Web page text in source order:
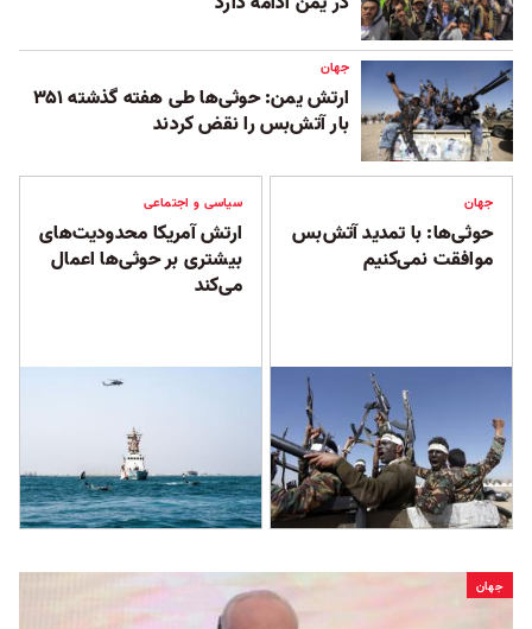
جهان
ارتش یمن: حوثی‌ها طی هفته گذشته ۳۵۱
بار آتش‌بس را نقض کردند
جهان
حوثی‌ها: با تمدید آتش‌بس
موافقت نمی‌کنیم
سیاسی و اجتماعی
ارتش آمریکا محدودیت‌های
بیشتری بر حوثی‌ها اعمال
می‌کند
جهان